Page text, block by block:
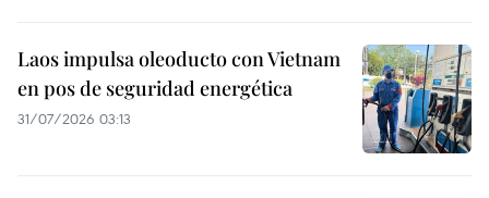
Laos impulsa oleoducto con Vietnam
en pos de seguridad energética
31/07/2026 03:13